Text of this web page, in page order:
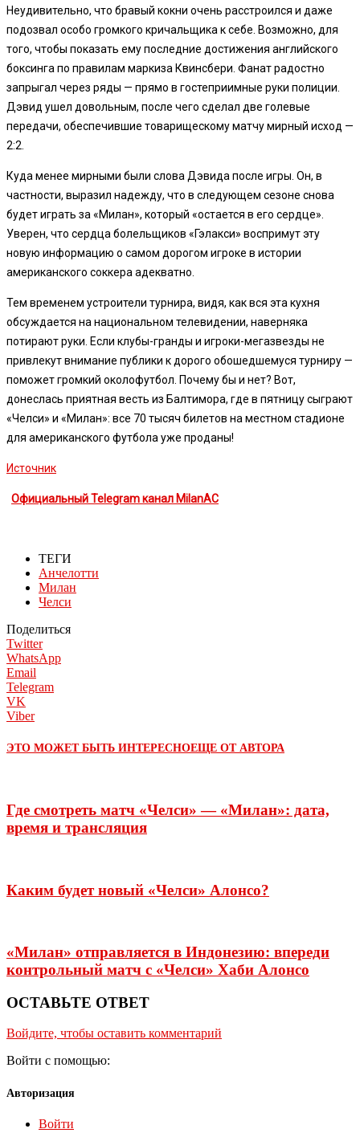
Неудивительно, что бравый кокни очень расстроился и даже
подозвал особо громкого кричальщика к себе. Возможно, для
того, чтобы показать ему последние достижения английского
боксинга по правилам маркиза Квинсбери. Фанат радостно
запрыгал через ряды — прямо в гостеприимные руки полиции.
Дэвид ушел довольным, после чего сделал две голевые
передачи, обеспечившие товарищескому матчу мирный исход —
2:2.
Куда менее мирными были слова Дэвида после игры. Он, в
частности, выразил надежду, что в следующем сезоне снова
будет играть за «Милан», который «остается в его сердце».
Уверен, что сердца болельщиков «Гэлакси» воспримут эту
новую информацию о самом дорогом игроке в истории
американского соккера адекватно.
Тем временем устроители турнира, видя, как вся эта кухня
обсуждается на национальном телевидении, наверняка
потирают руки. Если клубы-гранды и игроки-мегазвезды не
привлекут внимание публики к дорого обошедшемуся турниру —
поможет громкий околофутбол. Почему бы и нет? Вот,
донеслась приятная весть из Балтимора, где в пятницу сыграют
«Челси» и «Милан»: все 70 тысяч билетов на местном стадионе
для американского футбола уже проданы!
Источник
Официальный Telegram канал MilanAC
ТЕГИ
Анчелотти
Милан
Челси
Поделиться
Twitter
WhatsApp
Email
Telegram
VK
Viber
ЭТО МОЖЕТ БЫТЬ ИНТЕРЕСНОЕЩЕ ОТ АВТОРА
Где смотреть матч «Челси» — «Милан»: дата,
время и трансляция
Каким будет новый «Челси» Алонсо?
«Милан» отправляется в Индонезию: впереди
контрольный матч с «Челси» Хаби Алонсо
ОСТАВЬТЕ ОТВЕТ
Войдите, чтобы оставить комментарий
Войти с помощью:
Авторизация
Войти